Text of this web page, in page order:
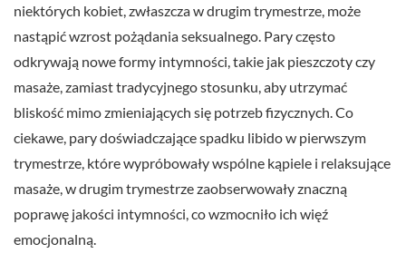
niektórych kobiet, zwłaszcza w drugim trymestrze, może
nastąpić wzrost pożądania seksualnego. Pary często
odkrywają nowe formy intymności, takie jak pieszczoty czy
masaże, zamiast tradycyjnego stosunku, aby utrzymać
bliskość mimo zmieniających się potrzeb fizycznych. Co
ciekawe, pary doświadczające spadku libido w pierwszym
trymestrze, które wypróbowały wspólne kąpiele i relaksujące
masaże, w drugim trymestrze zaobserwowały znaczną
poprawę jakości intymności, co wzmocniło ich więź
emocjonalną.